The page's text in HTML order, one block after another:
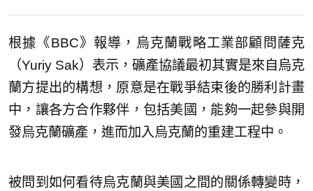
根據《BBC》報導，烏克蘭戰略工業部顧問薩克
（Yuriy Sak）表示，礦產協議最初其實是來自烏克
蘭方提出的構想，原意是在戰爭結束後的勝利計畫
中，讓各方合作夥伴，包括美國，能夠一起參與開
發烏克蘭礦產，進而加入烏克蘭的重建工程中。
被問到如何看待烏克蘭與美國之間的關係轉變時，